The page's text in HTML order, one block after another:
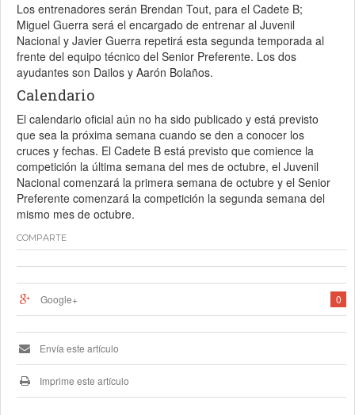
Los entrenadores serán Brendan Tout, para el Cadete B;
Miguel Guerra será el encargado de entrenar al Juvenil
Nacional y Javier Guerra repetirá esta segunda temporada al
frente del equipo técnico del Senior Preferente. Los dos
ayudantes son Dailos y Aarón Bolaños.
Calendario
El calendario oficial aún no ha sido publicado y está previsto
que sea la próxima semana cuando se den a conocer los
cruces y fechas. El Cadete B está previsto que comience la
competición la última semana del mes de octubre, el Juvenil
Nacional comenzará la primera semana de octubre y el Senior
Preferente comenzará la competición la segunda semana del
mismo mes de octubre.
COMPARTE
0
Google+
Envía este artículo
Imprime este artículo